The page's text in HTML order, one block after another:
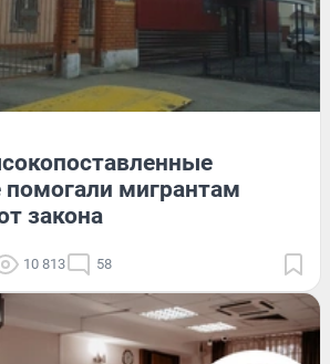
помогали мигрантам
закона
10 813 58